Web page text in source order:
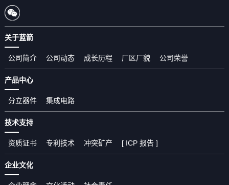
关于蓝箭
公司简介 公司动态 成长历程 厂区厂貌 公司荣誉
产品中心
分立器件 集成电路
技术支持
资质证书 专利技术 冲突矿产 [ ICP 报告 ]
企业文化